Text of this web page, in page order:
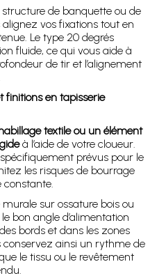
de banquette ou de
vos fixations tout en
Le type 20 degrés
fluide, ce qui vous aide à
de tir et l’alignement
finitions en tapisserie
textile ou un élément
à l’aide de votre cloueur.
prévus pour le
les risques de bourrage
constante.
murale sur ossature bois ou
bon angle d’alimentation
bords et dans les zones
conservez ainsi un rythme de
le tissu ou le revêtement